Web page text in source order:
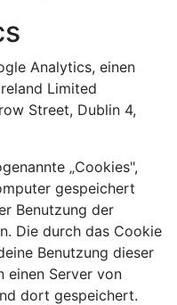
Analytics, einen
Limited
Street, Dublin 4,
„Cookies",
gespeichert
Benutzung der
Die durch das Cookie
Benutzung dieser
einen Server von
dort gespeichert.